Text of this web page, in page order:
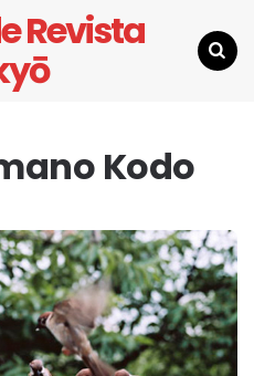
Revista
Kodo